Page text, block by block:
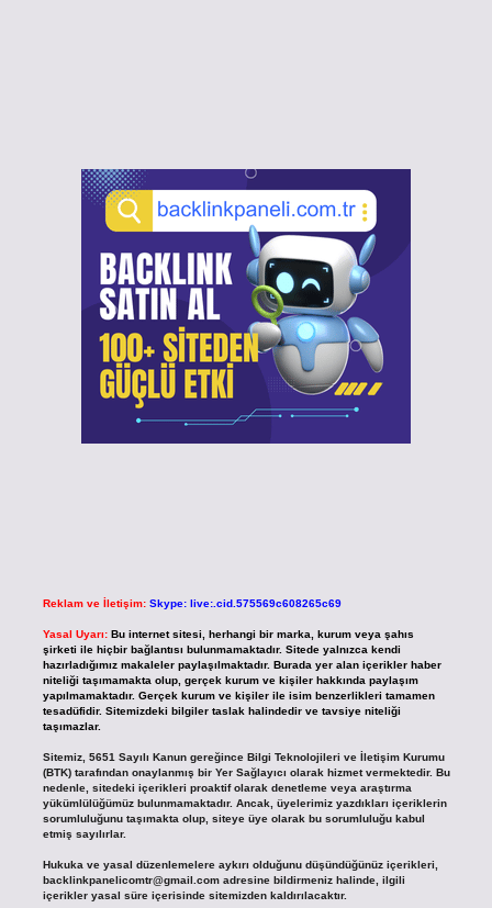
Reklam ve İletişim: Skype: live:.cid.575569c608265c69
Yasal Uyarı: Bu internet sitesi, herhangi bir marka, kurum veya şahıs
şirketi ile hiçbir bağlantısı bulunmamaktadır. Sitede yalnızca kendi
hazırladığımız makaleler paylaşılmaktadır. Burada yer alan içerikler haber
niteliği taşımamakta olup, gerçek kurum ve kişiler hakkında paylaşım
yapılmamaktadır. Gerçek kurum ve kişiler ile isim benzerlikleri tamamen
tesadüfidir. Sitemizdeki bilgiler taslak halindedir ve tavsiye niteliği
taşımazlar.
Sitemiz, 5651 Sayılı Kanun gereğince Bilgi Teknolojileri ve İletişim Kurumu
(BTK) tarafından onaylanmış bir Yer Sağlayıcı olarak hizmet vermektedir. Bu
nedenle, sitedeki içerikleri proaktif olarak denetleme veya araştırma
yükümlülüğümüz bulunmamaktadır. Ancak, üyelerimiz yazdıkları içeriklerin
sorumluluğunu taşımakta olup, siteye üye olarak bu sorumluluğu kabul
etmiş sayılırlar.
Hukuka ve yasal düzenlemelere aykırı olduğunu düşündüğünüz içerikleri,
backlinkpanelicomtr@gmail.comadresine bildirmeniz halinde, ilgili
içerikler yasal süre içerisinde sitemizden kaldırılacaktır.